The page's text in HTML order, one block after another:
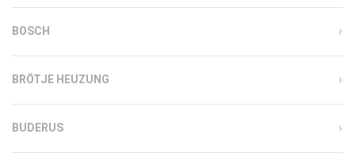
BOSCH
BRÖTJE HEUZUNG
BUDERUS